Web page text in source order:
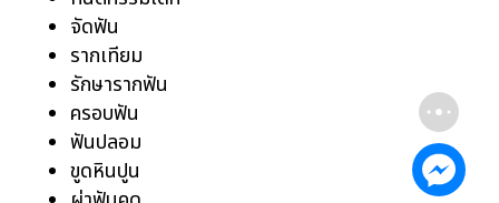
จัดฟัน
รากเทียม
รักษารากฟัน
ครอบฟัน
ฟันปลอม
ขูดหินปูน